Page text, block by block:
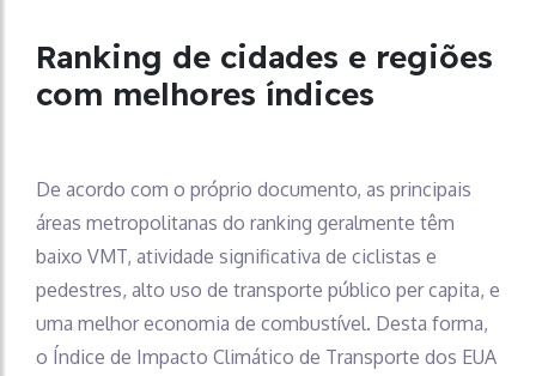
Ranking de cidades e regiões
com melhores índices
De acordo com o próprio documento, as principais
áreas metropolitanas do ranking geralmente têm
baixo VMT, atividade significativa de ciclistas e
pedestres, alto uso de transporte público per capita, e
uma melhor economia de combustível. Desta forma,
o Índice de Impacto Climático de Transporte dos EUA